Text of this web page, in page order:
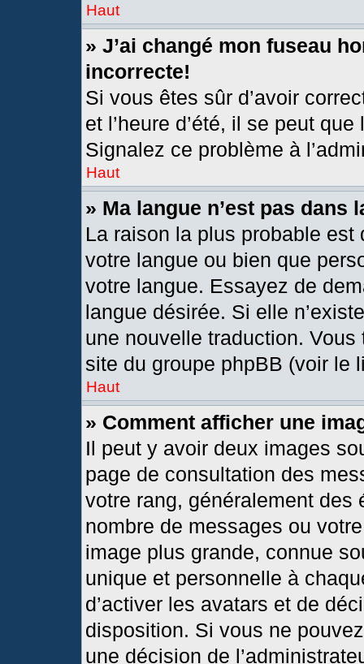
Haut
» J’ai changé mon fuseau
incorrecte!
Si vous êtes sûr d’avoir
et l’heure d’été, il se peut
Signalez ce problème à
Haut
» Ma langue n’est pas dans
La raison la plus probable est
votre langue ou bien que
votre langue. Essayez de
langue désirée. Si elle
une nouvelle traduction.
site du groupe phpBB (voir le
Haut
» Comment afficher une
Il peut y avoir deux images
page de consultation des
votre rang, généralement
nombre de messages ou
image plus grande, connue
unique et personnelle à
d’activer les avatars et de
disposition. Si vous ne
une décision de